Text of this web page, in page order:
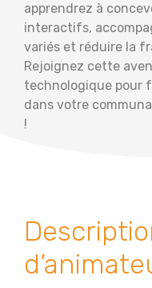
apprendrez à
interactifs,
variés et réduire la
Rejoignez cette
technologique pour
dans votre
!